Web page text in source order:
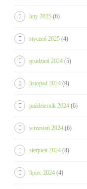
luty 2025 (6)
styczeń 2025 (4)
grudzień 2024 (5)
listopad 2024 (9)
październik 2024 (6)
wrzesień 2024 (6)
sierpień 2024 (8)
lipiec 2024 (4)